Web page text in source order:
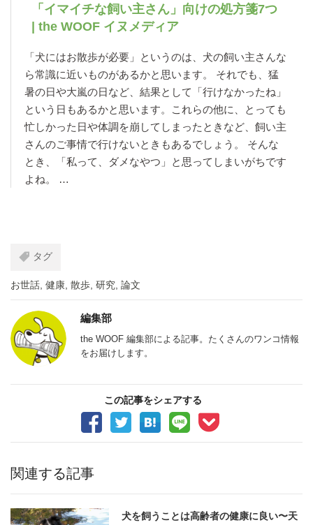
「イマイチな飼い主さん」向けの処方箋7つ
| the WOOF イヌメディア
「犬にはお散歩が必要」というのは、犬の飼い主さんな
ら常識に近いものがあるかと思います。 それでも、猛
暑の日や大嵐の日など、結果として「行けなかったね」
という日もあるかと思います。これらの他に、とっても
忙しかった日や体調を崩してしまったときなど、飼い主
さんのご事情で行けないときもあるでしょう。 そんな
とき、「私って、ダメなやつ」と思ってしまいがちです
よね。 …
タグ
お世話, 健康, 散歩, 研究, 論文
編集部
the WOOF 編集部による記事。たくさんのワンコ情報
をお届けします。
この記事をシェアする
関連する記事
犬を飼うことは高齢者の健康に良い〜天